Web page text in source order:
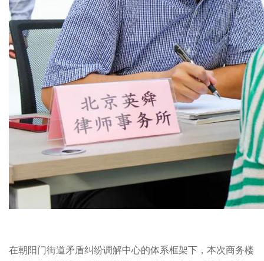
在朝阳门街道矛盾纠纷调解中心的体系框架下，本次商务楼